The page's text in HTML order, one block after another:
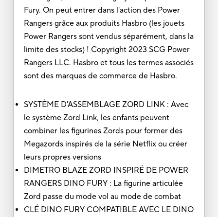
Fury. On peut entrer dans l'action des Power
Rangers grâce aux produits Hasbro (les jouets
Power Rangers sont vendus séparément, dans la
limite des stocks) ! Copyright 2023 SCG Power
Rangers LLC. Hasbro et tous les termes associés
sont des marques de commerce de Hasbro.
SYSTÈME D'ASSEMBLAGE ZORD LINK : Avec
le système Zord Link, les enfants peuvent
combiner les figurines Zords pour former des
Megazords inspirés de la série Netflix ou créer
leurs propres versions
DIMETRO BLAZE ZORD INSPIRÉ DE POWER
RANGERS DINO FURY : La figurine articulée
Zord passe du mode vol au mode de combat
CLÉ DINO FURY COMPATIBLE AVEC LE DINO